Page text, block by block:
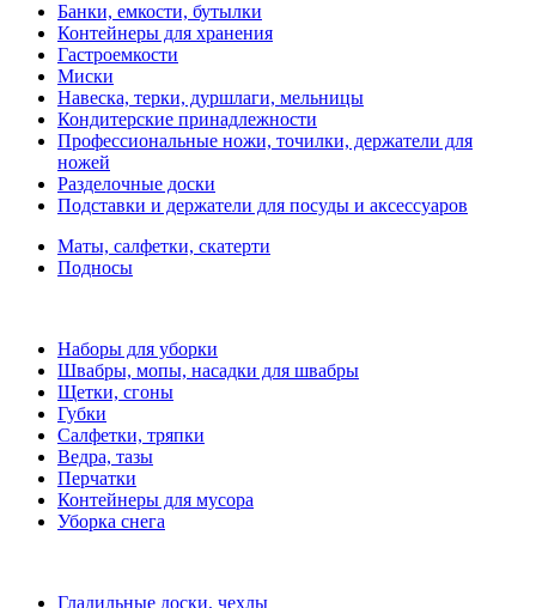
Банки, емкости, бутылки
Контейнеры для хранения
Гастроемкости
Миски
Навеска, терки, дуршлаги, мельницы
Кондитерские принадлежности
Профессиональные ножи, точилки, держатели для
ножей
Разделочные доски
Подставки и держатели для посуды и аксессуаров
Маты, салфетки, скатерти
Подносы
Наборы для уборки
Швабры, мопы, насадки для швабры
Щетки, сгоны
Губки
Салфетки, тряпки
Ведра, тазы
Перчатки
Контейнеры для мусора
Уборка снега
Гладильные доски, чехлы